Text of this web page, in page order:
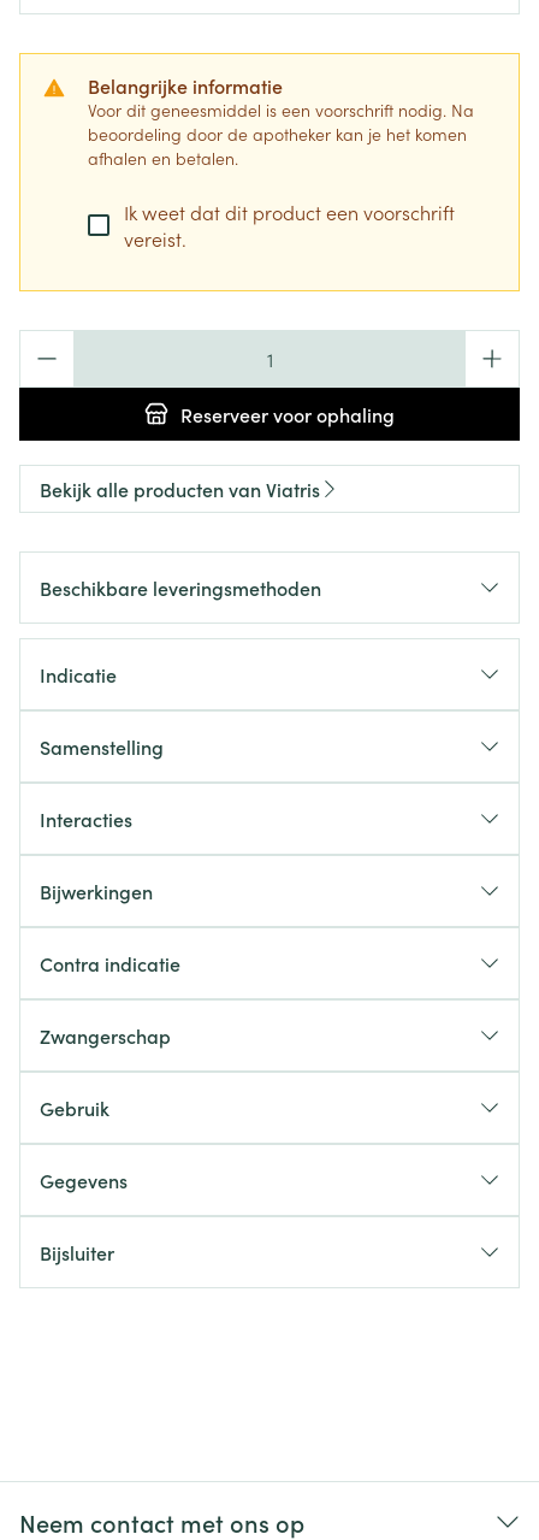
Belangrijke informatie
Voor dit geneesmiddel is een voorschrift nodig. Na
beoordeling door de apotheker kan je het komen
afhalen en betalen.
Ik weet dat dit product een voorschrift
vereist.
Reserveervoor ophaling
Bekijk alle producten van Viatris
Beschikbare leveringsmethoden
Indicatie
Samenstelling
Interacties
Bijwerkingen
Contra indicatie
Zwangerschap
Gebruik
Gegevens
Bijsluiter
Neem contact met ons op